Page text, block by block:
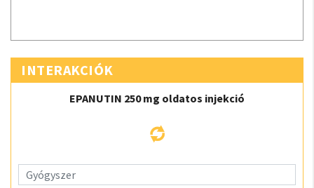
INTERAKCIÓK
EPANUTIN 250 mg oldatos injekció